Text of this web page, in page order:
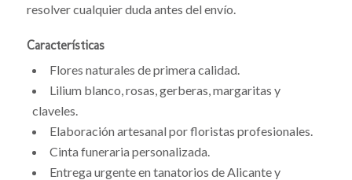
resolver cualquier duda antes del envío.
Características
Flores naturales de primera calidad.
Lilium blanco, rosas, gerberas, margaritas y
claveles.
Elaboración artesanal por floristas profesionales.
Cinta funeraria personalizada.
Entrega urgente en tanatorios de Alicante y